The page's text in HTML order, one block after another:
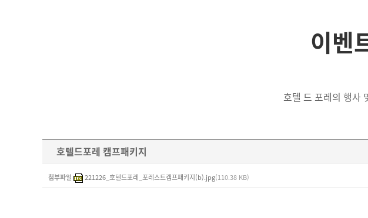
이벤
호텔 드 포레의 행사
호텔드포레 캠프패키지
첨부파일 221226_호텔드포레_포레스트캠프패키지(b).jpg(110.38 KB)